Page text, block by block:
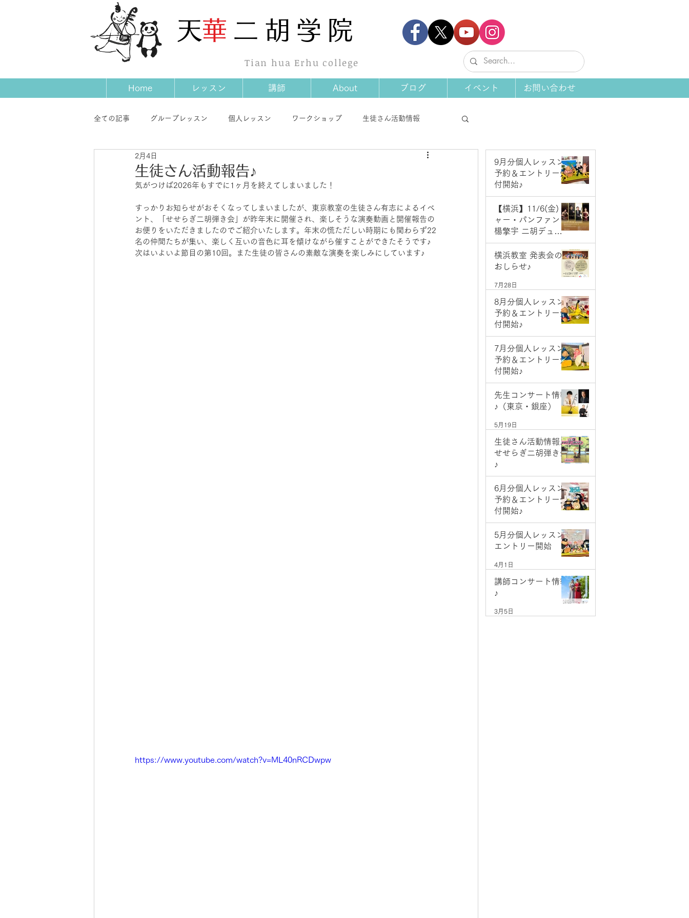
​天華 二胡学院
Tian hua Erhu college
Home レッスン 講師 About ブログ イベント お問い合わせ
全ての記事 グループレッスン 個人レッスン ワークショップ 生徒さん活動情報
発表会
生徒さん活動報告♪
2月4日
気がつけば2026年もすでに1ヶ月を終えてしまいました！
すっかりお知らせがおそくなってしまいましたが、東京教室の生徒さん有志によるイベ
ント、「せせらぎ二胡弾き会」が昨年末に開催され、楽しそうな演奏動画と開催報告の
お便りをいただきましたのでご紹介いたします。年末の慌ただしい時期にも関わらず22
名の仲間たちが集い、楽しく互いの音色に耳を傾けながら催すことができたそうです♪
次はいよいよ節目の第10回。また生徒の皆さんの素敵な演奏を楽しみにしています♪
https://www.youtube.com/watch?v=ML40nRCDwpw
9月分個人レッスン
予約＆エントリー受
付開始♪
【横浜】11/6(金) ジ
ャー・パンファン＆
楊擎宇 二胡デュオ
コンサート
横浜教室 発表会の
おしらせ♪
7月28日
8月分個人レッスン
予約＆エントリー受
付開始♪
7月分個人レッスン
予約＆エントリー受
付開始♪
先生コンサート情報
♪（東京・銀座）
5月19日
生徒さん活動情報♪
せせらぎ二胡弾き会
♪
6月分個人レッスン
予約＆エントリー受
付開始♪
5月分個人レッスン
エントリー開始
4月1日
講師コンサート情報
♪
3月5日